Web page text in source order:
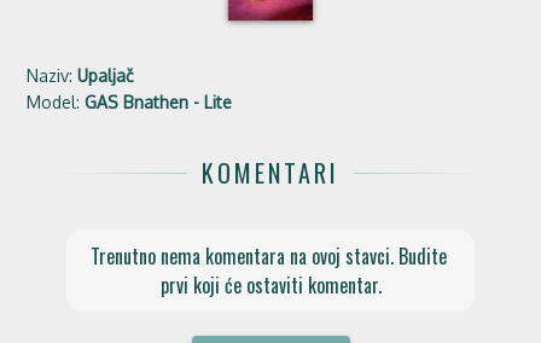
Naziv:Upaljač
Model:GAS Bnathen - Lite
KOMENTARI
Trenutno nema komentara na ovoj stavci. Budite
prvi koji će ostaviti komentar.